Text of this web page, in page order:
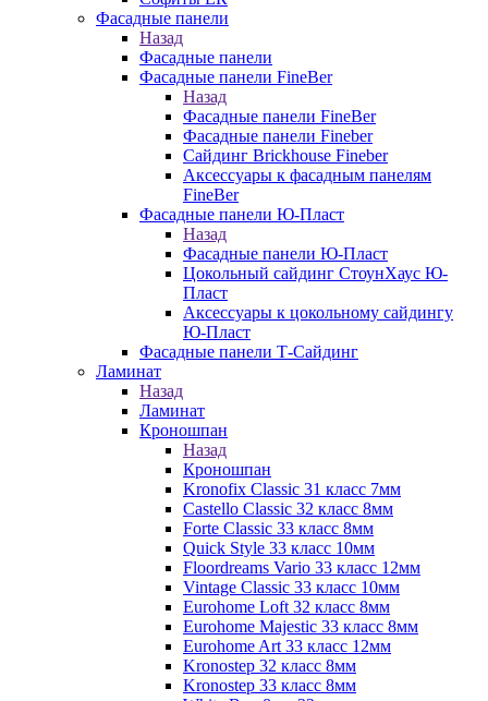
Фасадные панели
Назад
Фасадные панели
Фасадные панели FineBer
Назад
Фасадные панели FineBer
Фасадные панели Fineber
Сайдинг Brickhouse Fineber
Аксессуары к фасадным панелям
FineBer
Фасадные панели Ю-Пласт
Назад
Фасадные панели Ю-Пласт
Цокольный сайдинг СтоунХаус Ю-
Пласт
Аксессуары к цокольному сайдингу
Ю-Пласт
Фасадные панели Т-Сайдинг
Ламинат
Назад
Ламинат
Кроношпан
Назад
Кроношпан
Kronofix Classic 31 класс 7мм
Castello Classic 32 класс 8мм
Forte Classic 33 класс 8мм
Quick Style 33 класс 10мм
Floordreams Vario 33 класс 12мм
Vintage Classic 33 класс 10мм
Eurohome Loft 32 класс 8мм
Eurohome Majestic 33 класс 8мм
Eurohome Art 33 класс 12мм
Kronostep 32 класс 8мм
Kronostep 33 класс 8мм